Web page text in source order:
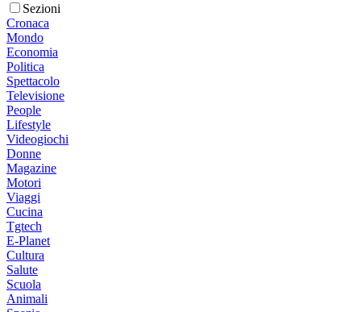
Sezioni
Cronaca
Mondo
Economia
Politica
Spettacolo
Televisione
People
Lifestyle
Videogiochi
Donne
Magazine
Motori
Viaggi
Cucina
Tgtech
E-Planet
Cultura
Salute
Scuola
Animali